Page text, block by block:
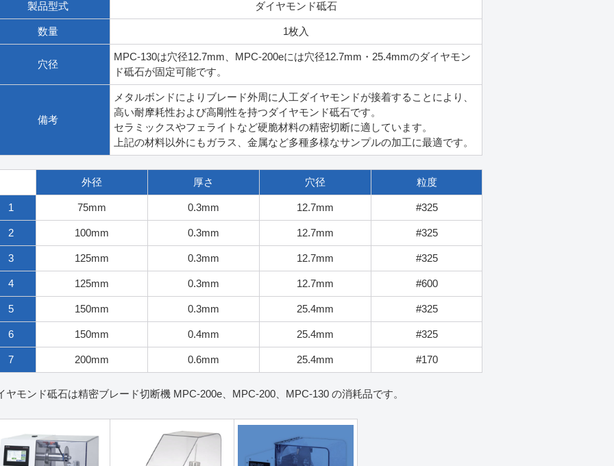
製品型式 ダイヤモンド砥石
数量 1枚入
穴径
MPC-130は穴径12.7mm、MPC-200eには穴径12.7mm・25.4mmのダイヤモン
ド砥石が固定可能です。
備考
メタルボンドによりブレード外周に人工ダイヤモンドが接着することにより、
高い耐摩耗性および高剛性を持つダイヤモンド砥石です。
セラミックスやフェライトなど硬脆材料の精密切断に適しています。
上記の材料以外にもガラス、金属など多種多様なサンプルの加工に最適です。
外径 厚さ 穴径 粒度
1 75mm 0.3mm 12.7mm #325
2 100mm 0.3mm 12.7mm #325
3 125mm 0.3mm 12.7mm #325
4 125mm 0.3mm 12.7mm #600
5 150mm 0.3mm 25.4mm #325
6 150mm 0.4mm 25.4mm #325
7 200mm 0.6mm 25.4mm #170
ヤモンド砥石は精密ブレード切断機 MPC-200e、MPC-200、MPC-130 の消耗品です。